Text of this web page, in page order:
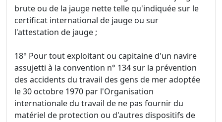
brute ou de la jauge nette telle qu'indiquée sur le
certificat international de jauge ou sur
l'attestation de jauge ;
18° Pour tout exploitant ou capitaine d'un navire
assujetti à la convention n° 134 sur la prévention
des accidents du travail des gens de mer adoptée
le 30 octobre 1970 par l'Organisation
internationale du travail de ne pas fournir du
matériel de protection ou d'autres dispositifs de